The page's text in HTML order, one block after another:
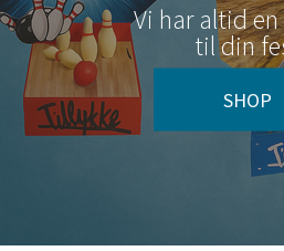
Vi har altid
til din
SHOP